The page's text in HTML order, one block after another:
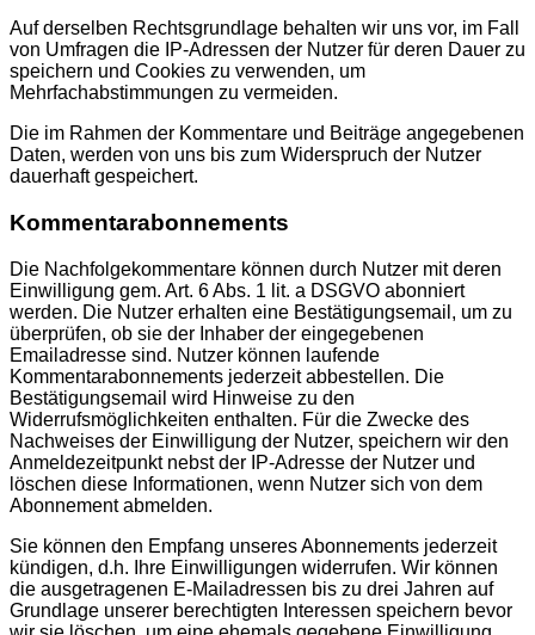
Auf derselben Rechtsgrundlage behalten wir uns vor, im Fall
von Umfragen die IP-Adressen der Nutzer für deren Dauer zu
speichern und Cookies zu verwenden, um
Mehrfachabstimmungen zu vermeiden.
Die im Rahmen der Kommentare und Beiträge angegebenen
Daten, werden von uns bis zum Widerspruch der Nutzer
dauerhaft gespeichert.
Kommentarabonnements
Die Nachfolgekommentare können durch Nutzer mit deren
Einwilligung gem. Art. 6 Abs. 1 lit. a DSGVO abonniert
werden. Die Nutzer erhalten eine Bestätigungsemail, um zu
überprüfen, ob sie der Inhaber der eingegebenen
Emailadresse sind. Nutzer können laufende
Kommentarabonnements jederzeit abbestellen. Die
Bestätigungsemail wird Hinweise zu den
Widerrufsmöglichkeiten enthalten. Für die Zwecke des
Nachweises der Einwilligung der Nutzer, speichern wir den
Anmeldezeitpunkt nebst der IP-Adresse der Nutzer und
löschen diese Informationen, wenn Nutzer sich von dem
Abonnement abmelden.
Sie können den Empfang unseres Abonnements jederzeit
kündigen, d.h. Ihre Einwilligungen widerrufen. Wir können
die ausgetragenen E-Mailadressen bis zu drei Jahren auf
Grundlage unserer berechtigten Interessen speichern bevor